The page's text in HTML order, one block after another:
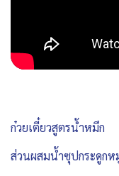
ก๋วยเตี๋ยวสูตรน้ำหมึก
ส่วนผสมน้ำซุปกระดูก